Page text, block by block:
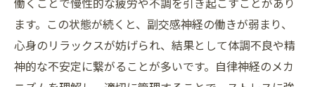
自律神経をサポートするサプリメントと栄
養素
ストレスフリーな生活を実現する自律神経の重
要性
ます。この状態が続くと、副交感神経の働きが弱まり、
心身のリラックスが妨げられ、結果として体調不良や精
神的な不安定に繋がることが多いです。自律神経のメカ